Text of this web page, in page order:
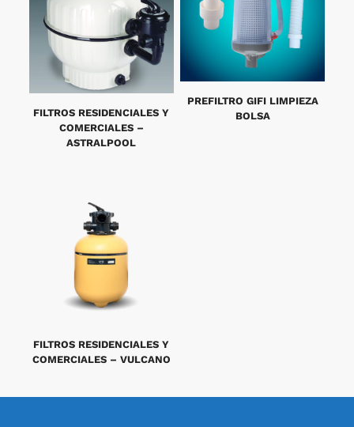
FILTROS RESIDENCIALES Y
COMERCIALES –
ASTRALPOOL
PREFILTRO GIFI LIMPIEZA
BOLSA
FILTROS RESIDENCIALES Y
COMERCIALES – VULCANO